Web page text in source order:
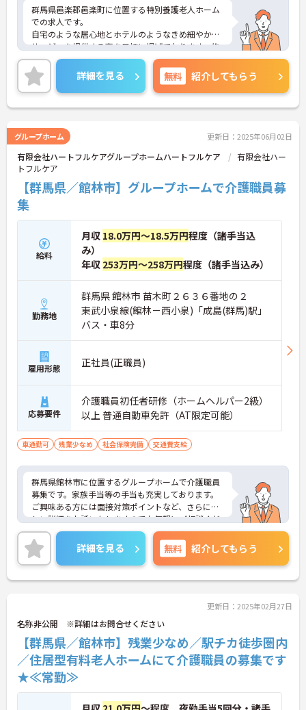
群馬県邑楽郡邑楽町に位置する特別養護老人ホーム
での求人です。
自宅のような居心地とホテルのようなきめ細やかな
サービスを提供する事を目標に掲げております。施
設の雰囲気はアットホームで暖かな介護を提供する
事が出来ます。
8：00～18：00までの無料託児所が完備されている
ので、お子様がいらっしゃる方でも安心してご就業
していただけます。期末には介護職員処遇改善加算
退職金制度もあり、各種特別休暇があるため働きや
すさ◎です♪ご興味のある方はお気軽にお問い合わ
せ下さい。
詳細を見る 無料 紹介してもらう
グループホーム 更新日：2025年06月02日
有限会社ハートフルケアグループホームハートフルケア
有限会社ハー
トフルケア
【群馬県／館林市】グループホームで介護職員募
集
給料
月収 18.0万円～18.5万円程度（諸手当込
み）
年収 253万円～258万円程度（諸手当込み）
勤務地
群馬県 館林市 苗木町２６３６番地の２
東武小泉線(館林－西小泉)「成島(群馬)駅」
バス・車8分
雇用形態 正社員(正職員)
応募要件
介護職員初任者研修（ホームヘルパー2級）
以上 普通自動車免許（AT限定可能）
車通勤可 残業少なめ 社会保険完備 交通費支給
群馬県館林市に位置するグループホームで介護職員
募集です。家族手当等の手当も充実しております。
ご興味ある方には面接対策ポイントなど、さらに詳
しい詳細をお話いたしますのでお気軽にご相談くだ
さい。
詳細を見る 無料 紹介してもらう
更新日：2025年02月27日
名称非公開 ※詳細はお問合せください
【群馬県／館林市】残業少なめ／駅チカ徒歩圏内
／住居型有料老人ホームにて介護職員の募集です
★≪常勤≫